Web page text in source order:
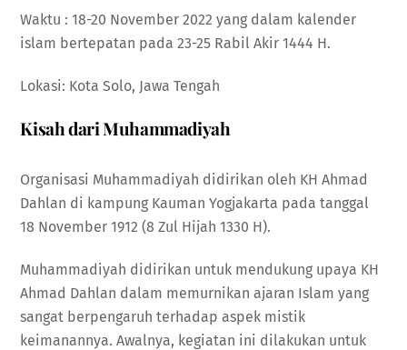
Waktu : 18-20 November 2022 yang dalam kalender
islam bertepatan pada 23-25 ​​Rabil Akir 1444 H.
Lokasi: Kota Solo, Jawa Tengah
Kisah dari Muhammadiyah
Organisasi Muhammadiyah didirikan oleh KH Ahmad
Dahlan di kampung Kauman Yogjakarta pada tanggal
18 November 1912 (8 Zul Hijah 1330 H).
Muhammadiyah didirikan untuk mendukung upaya KH
Ahmad Dahlan dalam memurnikan ajaran Islam yang
sangat berpengaruh terhadap aspek mistik
keimanannya. Awalnya, kegiatan ini dilakukan untuk